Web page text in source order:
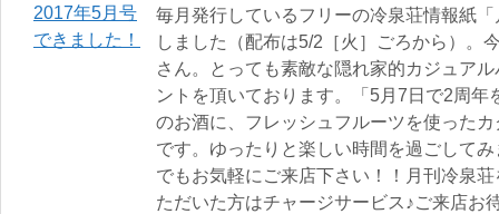
毎月発行しているフリーの冷泉荘情報紙
しました（配布は5/2［火］ごろから）。
さん。とっても素敵な隠れ家的カジュア
ントを頂いております。「5月7日で2周
のお酒に、フレッシュフルーツを使った
です。ゆったりと楽しい時間を過ごして
でもお気軽にご来店下さい！！月刊冷泉
ただいた方はチャージサービス♪ご来店お